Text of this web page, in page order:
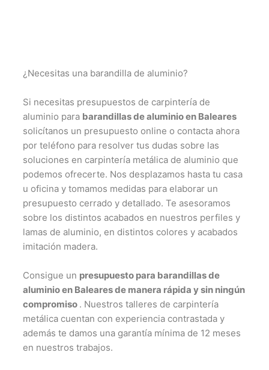
¿Necesitas una barandilla de aluminio?
Si necesitas presupuestos de carpintería de
aluminio para barandillas de aluminio en Baleares
solicítanos un presupuesto online o contacta ahora
por teléfono para resolver tus dudas sobre las
soluciones en carpintería metálica de aluminio que
podemos ofrecerte. Nos desplazamos hasta tu casa
u oficina y tomamos medidas para elaborar un
presupuesto cerrado y detallado. Te asesoramos
sobre los distintos acabados en nuestros perfiles y
lamas de aluminio, en distintos colores y acabados
imitación madera.
Consigue un presupuesto para barandillas de
aluminio en Baleares de manera rápida y sin ningún
compromiso . Nuestros talleres de carpintería
metálica cuentan con experiencia contrastada y
además te damos una garantía mínima de 12 meses
en nuestros trabajos.